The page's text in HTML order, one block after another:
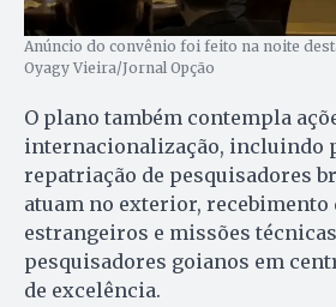
Anúncio do convênio foi feito na noite
Oyagy Vieira/Jornal Opção
O plano também contempla
internacionalização, incluindo
repatriação de pesquisadores
atuam no exterior, recebimento
estrangeiros e missões
pesquisadores goianos em
de excelência.